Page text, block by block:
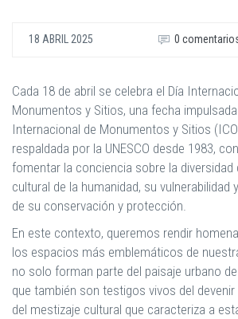
18 ABRIL 2025 0
Cada 18 de abril se celebra el Día
Monumentos y Sitios, una fecha
Internacional de Monumentos y Sitios
respaldada por la UNESCO desde 1983,
fomentar la conciencia sobre la diversidad
cultural de la humanidad, su vulnerabilidad
de su conservación y protección.
En este contexto, queremos rendir
los espacios más emblemáticos de
no solo forman parte del paisaje urbano
que también son testigos vivos del
del mestizaje cultural que caracteriza a